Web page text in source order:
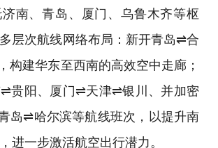
、青岛、厦门、乌鲁木齐等枢
层次航线网络布局：新开青岛⇌合
构建华东至西南的高效空中走廊；
⇌贵阳、厦门⇌天津⇌银川、并加密
岛⇌哈尔滨等航线班次，以提升南
进一步激活航空出行潜力。